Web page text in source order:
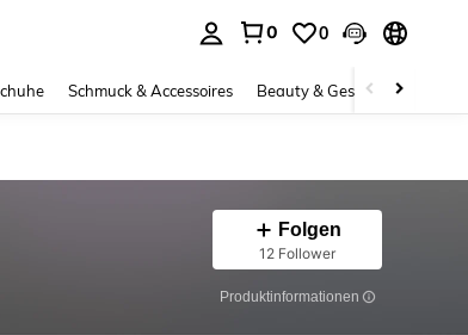
0 0
Schmuck & Accessoires Beauty & Gesundheit
Folgen
12 Follower
Produktinformationen